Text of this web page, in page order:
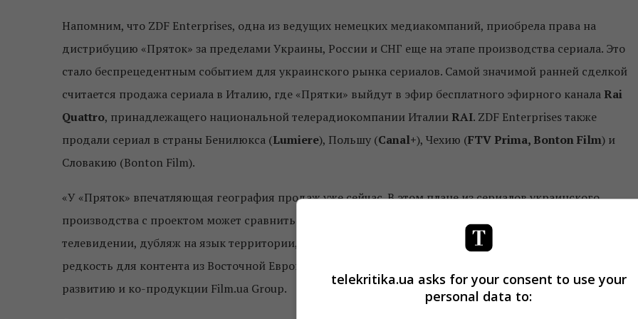
Напомним, что ZDF Enterprises, одна из ведущих немецких медиакомпаний, приобрела права на
дистрибуцию «Пряток» за пределами Украины, России и СНГ еще на этапе производства сериала. Это
стало беспрецедентным событием для украинского рынка сериалов. Самой значимой ранней сделкой
считается продажа сериала в Италию, где «Прятки» выйдут в эфир бесплатного эфирного канала Rai
Quattro, принадлежащего национальной телерадиокомпании Италии RAI. ZDF Enterprises также
продали сериал в страны Бенилюкса (Lumiere), Польшу (Canal+), Чехию (FTV Prima, Bonton Film) и
Словакию (Bonton Film).
«У «Пряток» впечатляющая география продаж уже сейчас. В этом плане из сериалов украинского
производства с проектом может сравниться только «Нюхач». А специфика продаж (эфир на бесплатном
телевидении, дубляж на язык территории, продажи в Италию, Германию и США) — это огромная
редкость для контента из Восточной Европы в целом», – отмечает
развитию и ко-продукции Film.ua Group.
telekritika.ua asks for your consent to use your
personal data to: